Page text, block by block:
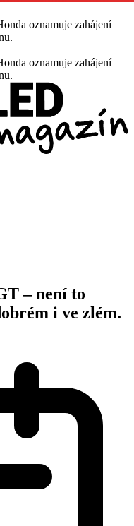
oznamuje zahájení
oznamuje zahájení
– není to
i ve zlém.